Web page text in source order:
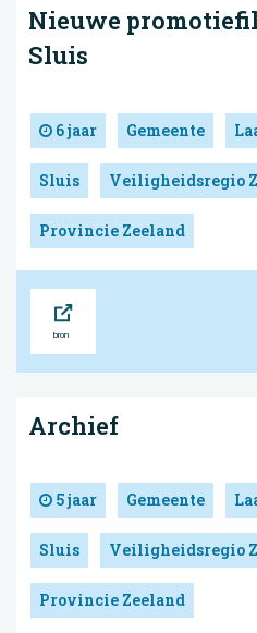
Nieuwe
Sluis
6 jaar Gemeente
Sluis Veiligheidsregio
Provincie Zeeland
Archief
5 jaar Gemeente
Sluis Veiligheidsregio
Provincie Zeeland